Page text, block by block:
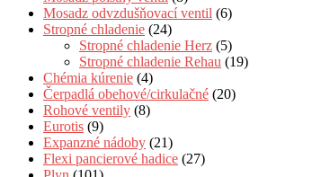
Mosadz odvzdušňovací ventil (6)
Stropné chladenie (24)
Stropné chladenie Herz (5)
Stropné chladenie Rehau (19)
Chémia kúrenie (4)
Čerpadlá obehové/cirkulačné (20)
Rohové ventily (8)
Eurotis (9)
Expanzné nádoby (21)
Flexi pancierové hadice (27)